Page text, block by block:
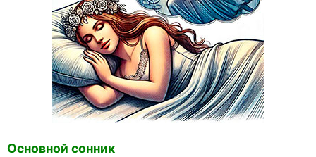
Основной сонник